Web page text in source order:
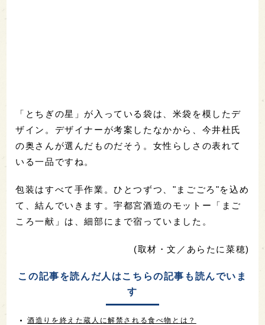
「とちぎの星」が入っている袋は、米袋を模したデ
ザイン。デザイナーが考案したなかから、今井杜氏
の奥さんが選んだものだそう。女性らしさの表れて
いる一品ですね。
包装はすべて手作業。ひとつずつ、"まごごろ"を込め
て、結んでいきます。宇都宮酒造のモットー「まご
ころ一献」は、細部にまで宿っていました。
(取材・文／あらたに菜穂)
この記事を読んだ人はこちらの記事も読んでいま
す
酒造りを終えた蔵人に解禁される食べ物とは？